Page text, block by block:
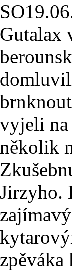
SO
Gutalax
vyjeli na
několik
Jirzyho.